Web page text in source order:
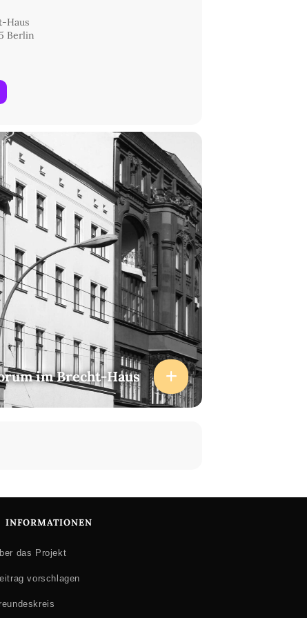
Haus
Berlin
im Brecht-Haus
INFORMATIONEN
das Projekt
vorschlagen